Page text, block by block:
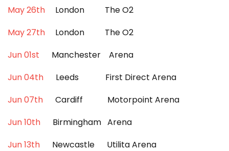
May 26th London The O2
May 27th London The O2
Jun 01st Manchester Arena
Jun 04th Leeds First Direct Arena
Jun 07th Cardiff Motorpoint Arena
Jun 10th Birmingham Arena
Jun 13th Newcastle Utilita Arena